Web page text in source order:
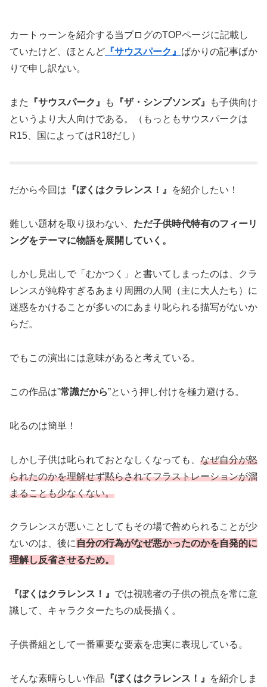
カートゥーンを紹介する当ブログのTOPページに記載し
ていたけど、ほとんど 『サウスパーク』 ばかりの記事ばか
りで申し訳ない。
また 『サウスパーク』 も 『ザ・シンプソンズ』
も子供向け
というより大人向けである。（もっともサウスパークは
R15、国によってはR18だし）
だから今回は 『ぼくはクラレンス！』 を紹介したい！
難しい題材を取り扱わない、 ただ子供時代特有のフィーリ
ングをテーマに物語を展開していく。
しかし見出しで「むかつく」と書いてしまったのは、クラ
レンスが純粋すぎるあまり周囲の人間（主に大人たち）に
迷惑をかけることが多いのにあまり叱られる描写がないか
らだ。
でもこの演出には意味があると考えている。
この作品は”常識だから”という押し付けを極力避ける。
叱るのは簡単！
しかし子供は叱られておとなしくなっても、 なぜ自分が怒
られたのかを理解せず黙らされてフラストレーションが溜
まることも少なくない。
クラレンスが悪いことしてもその場で咎められることが少
ないのは、後に自分の行為がなぜ悪かったのかを自発的に
理解し反省させるため。
『ぼくはクラレンス！』 では視聴者の子供の視点を常に意
識して、キャラクターたちの成長描く。
子供番組として一番重要な要素を忠実に表現している。
そんな素晴らしい作品 『ぼくはクラレンス！』
を紹介しま